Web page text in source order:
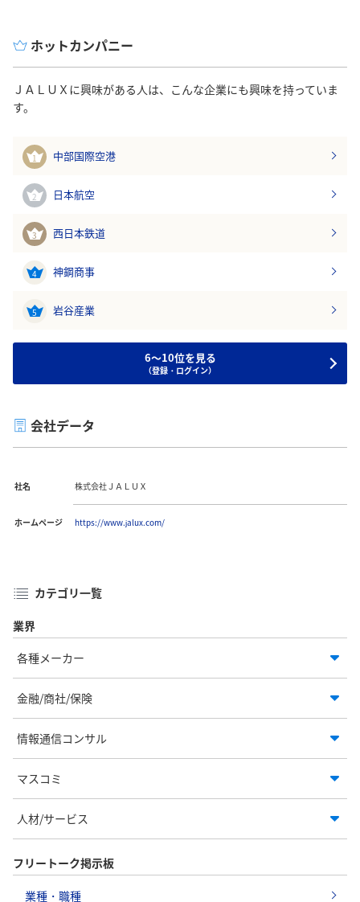
ホットカンパニー
ＪＡＬＵＸに興味がある人は、こんな企業にも興味を持っていま
す。
1 中部国際空港
2 日本航空
3 西日本鉄道
4 神鋼商事
5 岩谷産業
6～10位を見る
（登録・ログイン）
会社データ
社名 株式会社ＪＡＬＵＸ
ホームページ https://www.jalux.com/
カテゴリ一覧
業界
各種メーカー
金融/商社/保険
情報通信コンサル
マスコミ
人材/サービス
フリートーク掲示板
業種・職種